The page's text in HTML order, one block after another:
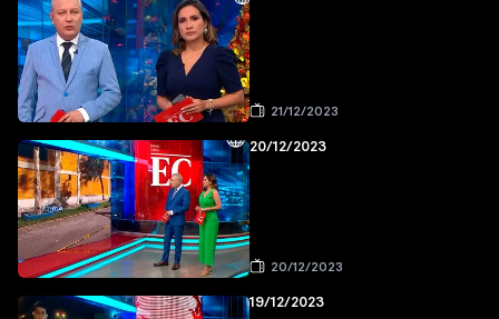
21/12/2023
20/12/2023
20/12/2023
19/12/2023